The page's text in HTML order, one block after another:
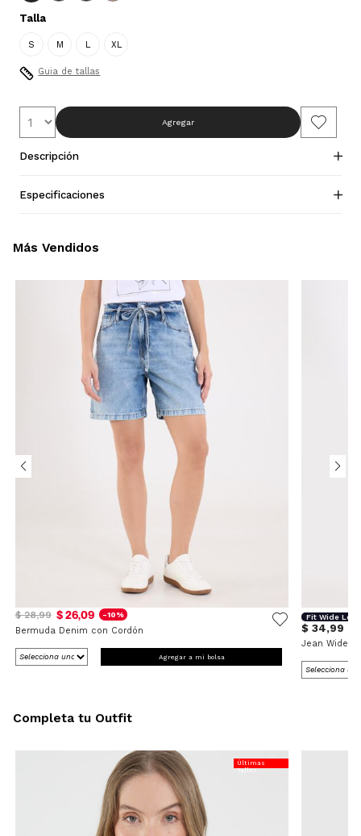
Talla
S M L XL
Guia de tallas
Agregar
Descripción
Especificaciones
$ 28,99 $ 26,09 -10%
Bermuda Denim con Cordón
Agregar a mi bolsa
Fit Wide Leg
$ 34,99
Jean Wide
Más Vendidos
Últimas
Tallas
Completa tu Outfit